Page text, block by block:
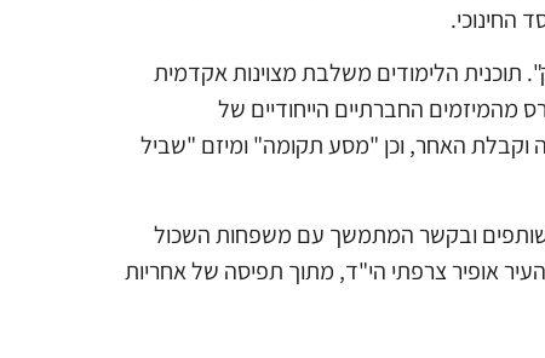
החינוכי.
שמאיר רחוק". תוכנית הלימודים משלבת מצוינות אקדמית
מהמיזמים החברתיים הייחודיים של
וקבלת האחר, וכן "מסע תקומה" ומיזם "שביל
ובקשר המתמשך עם משפחות השכול
אופיר צרפתי הי"ד, מתוך תפיסה של אחריות